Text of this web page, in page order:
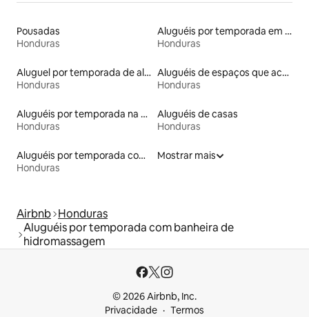
Pousadas
Honduras
Aluguéis por temporada em hotéis-fazenda
Honduras
Aluguel por temporada de alojamentos ecológicos
Honduras
Aluguéis de espaços que aceitam animais de estimação
Honduras
Aluguéis por temporada na orla
Honduras
Aluguéis de casas
Honduras
Aluguéis por temporada com caiaque
Honduras
Mostrar mais
Airbnb Honduras
Aluguéis por temporada com banheira de
hidromassagem
© 2026 Airbnb, Inc.
Privacidade
Termos